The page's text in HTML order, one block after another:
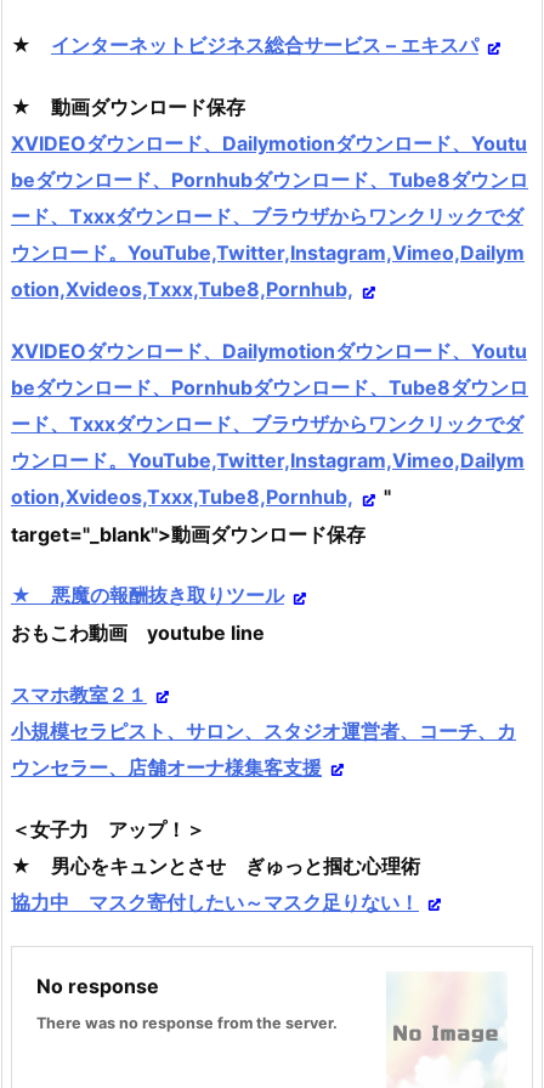
★ インターネットビジネス総合サービス – エキスパ
★ 動画ダウンロード保存
XVIDEOダウンロード、Dailymotionダウンロード、Youtu
beダウンロード、Pornhubダウンロード、Tube8ダウンロ
ード、Txxxダウンロード、ブラウザからワンクリックでダ
ウンロード。YouTube,Twitter,Instagram,Vimeo,Dailym
otion,Xvideos,Txxx,Tube8,Pornhub,
XVIDEOダウンロード、Dailymotionダウンロード、Youtu
beダウンロード、Pornhubダウンロード、Tube8ダウンロ
ード、Txxxダウンロード、ブラウザからワンクリックでダ
ウンロード。YouTube,Twitter,Instagram,Vimeo,Dailym
otion,Xvideos,Txxx,Tube8,Pornhub,
"
target="_blank">動画ダウンロード保存
★ 悪魔の報酬抜き取りツール
おもこわ動画 youtube line
スマホ教室２１
小規模セラピスト、サロン、スタジオ運営者、コーチ、カ
ウンセラー、店舗オーナ様集客支援
＜女子力 アップ！＞
★ 男心をキュンとさせ ぎゅっと掴む心理術
協力中 マスク寄付したい～マスク足りない！
No response
There was no response from the server.